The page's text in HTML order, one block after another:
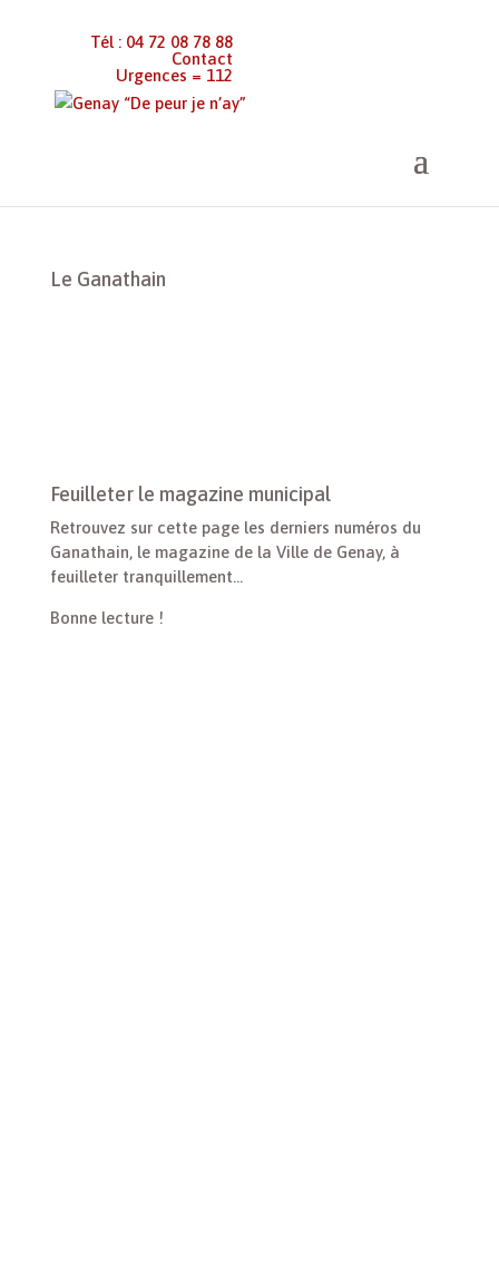
Tél : 04 72 08 78 88
Contact
Urgences = 112
Le Ganathain
Feuilleter le magazine municipal
Retrouvez sur cette page les derniers numéros du
Ganathain, le magazine de la Ville de Genay, à
feuilleter tranquillement…
Bonne lecture !